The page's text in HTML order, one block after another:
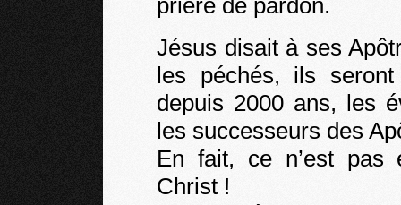
prière de pardon.
Jésus disait à ses
les péchés, ils seront
depuis 2000 ans, les
les successeurs des
En fait, ce n’est pas
Christ !